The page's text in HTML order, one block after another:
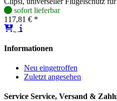
sofort lieferbar
117,81 € *
Informationen
Neu eingetroffen
Zuletzt angesehen
Service Service, Versand &